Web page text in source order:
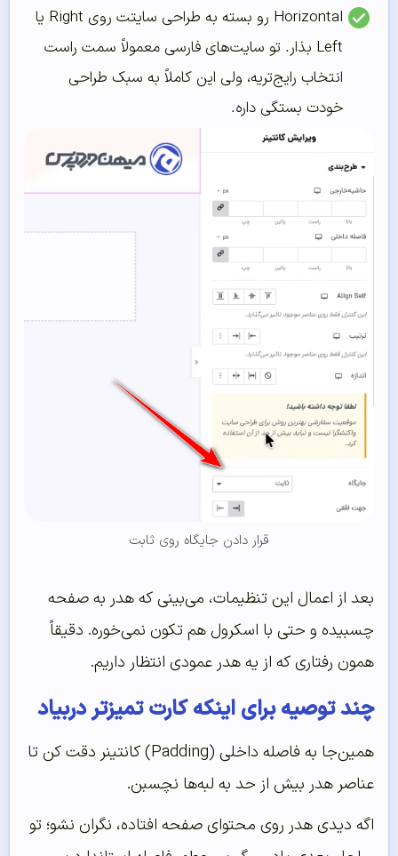
Horizontal رو بسته به طراحی سایتت روی Right یا
Left بذار. تو سایت‌های فارسی معمولاً سمت راست
انتخاب رایج‌تریه، ولی این کاملاً به سبک طراحی
خودت بستگی داره.
قرار دادن جایگاه روی ثابت
بعد از اعمال این تنظیمات، می‌بینی که هدر به صفحه
چسبیده و حتی با اسکرول هم تکون نمی‌خوره. دقیقاً
همون رفتاری که از یه هدر عمودی انتظار داریم.
چند توصیه برای اینکه کارت تمیزتر دربیاد
همین‌جا به فاصله داخلی (Padding) کانتینر دقت کن تا
عناصر هدر بیش از حد به لبه‌ها نچسبن.
اگه دیدی هدر روی محتوای صفحه افتاده، نگران نشو؛ تو